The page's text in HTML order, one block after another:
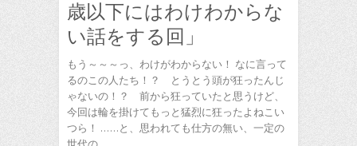
歳以下にはわけわからな
い話をする回」
もう～～～っ、わけがわからない！ なに言って
るのこの人たち！？ とうとう頭が狂ったんじ
ゃないの！？ 前から狂っていたと思うけど、
今回は輪を掛けてもっと猛烈に狂ったよねこい
つら！ ……と、思われても仕方の無い、一定の